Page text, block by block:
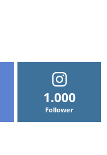
1.000
Follower